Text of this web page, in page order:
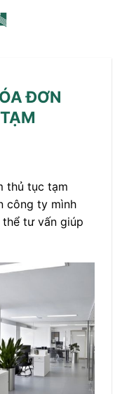
ĐƠN
thủ tục tạm
công ty mình
tư vấn giúp